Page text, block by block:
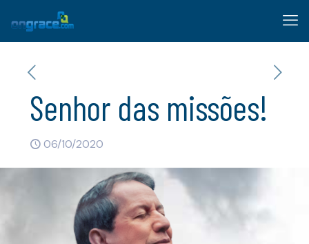
Senhor das missões!
06/10/2020